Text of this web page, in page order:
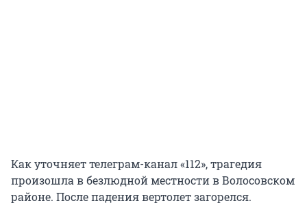
Как уточняет телеграм-канал «112», трагедия
произошла в безлюдной местности в Волосовском
районе. После падения вертолет загорелся.